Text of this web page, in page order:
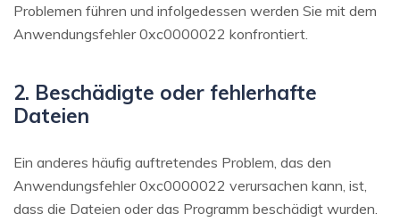
Problemen führen und infolgedessen werden Sie mit dem
Anwendungsfehler 0xc0000022 konfrontiert.
2. Beschädigte oder fehlerhafte
Dateien
Ein anderes häufig auftretendes Problem, das den
Anwendungsfehler 0xc0000022 verursachen kann, ist,
dass die Dateien oder das Programm beschädigt wurden.